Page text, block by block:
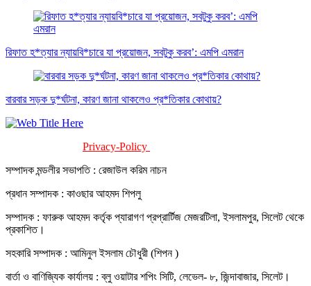
রিফাত হ*ত্যার ন্যায়বি*চারে যা প্রয়োজন, সবটুকু করব’: এমপি এমরান
বারবার সড়ক দু*র্ঘটনা, কারণ জানা থাকলেও প্র*তিকার কোথায়?
Privacy-Policy
সম্পাদক মন্ডলীর সভাপতি : রেজাউল করিম নাচন
প্রধান সম্পাদক : কাওছার আহমদ শিপলু
সম্পাদক : ফারুক আহমদ কর্তৃক প্যারাগণ প্রপ্রার্টিজ মেজরটিলা, ইসলামপুর, সিলেট থেকে
প্রকাশিত।
সহকারি সম্পাদক : আমিনুল ইসলাম চৌধুরী (শিপন )
বার্তা ও বাণিজ্যিক কার্যালয় : ব্লু ওয়াটার শপিং সিটি, লেভেল- ৮, জিন্দাবাজার, সিলেট।